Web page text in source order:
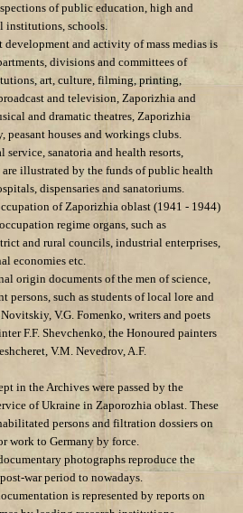
of public education, high and
institutions, schools.
development and activity of mass medias is
divisions and committees of
art, culture, filming, printing,
and television, Zaporizhia and
and dramatic theatres, Zaporizhia
houses and workings clubs.
service, sanatoria and health resorts,
are illustrated by the funds of public health
dispensaries and sanatoriums.
of Zaporizhia oblast (1941 - 1944)
regime organs, such as
and rural councils, industrial enterprises,
economies etc.
origin documents of the men of science,
persons, such as students of local lore and
V.G. Fomenko, writers and poets
F.F. Shevchenko, the Honoured painters
V.M. Nevedrov, A.F.
in the Archives were passed by the
of Ukraine in Zaporozhia oblast. These
persons and filtration dossiers on
work to Germany by force.
photographs reproduce the
war period to nowadays.
is represented by reports on